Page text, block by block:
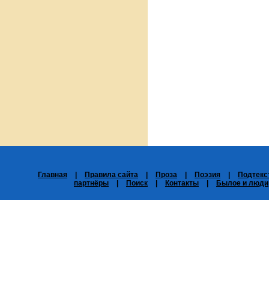
Главная Правила сайта Проза Поэзия
партнёры
Поиск Контакты Былое и люди